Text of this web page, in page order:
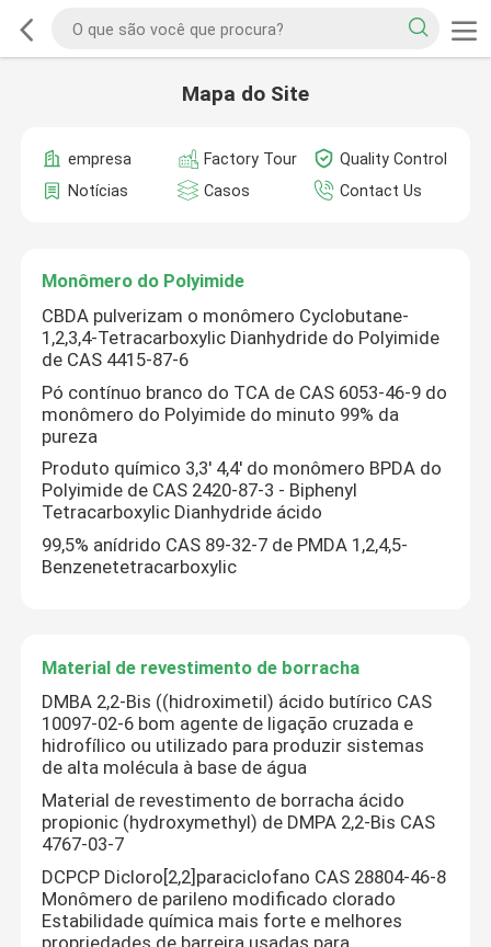
Mapa do Site
empresa Factory Tour
Quality Control
Notícias
Casos Contact Us
Monômero do Polyimide
CBDA pulverizam o monômero Cyclobutane-
1,2,3,4-Tetracarboxylic Dianhydride do Polyimide
de CAS 4415-87-6
Pó contínuo branco do TCA de CAS 6053-46-9 do
monômero do Polyimide do minuto 99% da
pureza
Produto químico 3,3' 4,4' do monômero BPDA do
Polyimide de CAS 2420-87-3 - Biphenyl
Tetracarboxylic Dianhydride ácido
99,5% anídrido CAS 89-32-7 de PMDA 1,2,4,5-
Benzenetetracarboxylic
Material de revestimento de borracha
DMBA 2,2-Bis ((hidroximetil) ácido butírico CAS
10097-02-6 bom agente de ligação cruzada e
hidrofílico ou utilizado para produzir sistemas
de alta molécula à base de água
Material de revestimento de borracha ácido
propionic (hydroxymethyl) de DMPA 2,2-Bis CAS
4767-03-7
DCPCP Dicloro[2,2]paraciclofano CAS 28804-46-8
Monômero de parileno modificado clorado
Estabilidade química mais forte e melhores
propriedades de barreira usadas para